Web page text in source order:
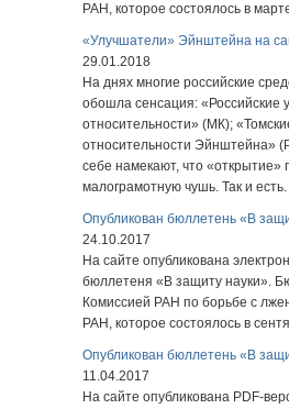
РАН, которое состоялось в
«Улучшатели» Эйнштейна на
29.01.2018
На днях многие российские
обошла сенсация: «Российские
относительности» (МК);
относительности Эйнштейна»
себе намекают, что «открытие»
малограмотную чушь. Так и есть.
Опубликован бюллетень «В
24.10.2017
На сайте опубликована
бюллетеня «В защиту науки».
Комиссией РАН по борьбе с
РАН, которое состоялось в
Опубликован бюллетень «В
11.04.2017
На сайте опубликована PDF-